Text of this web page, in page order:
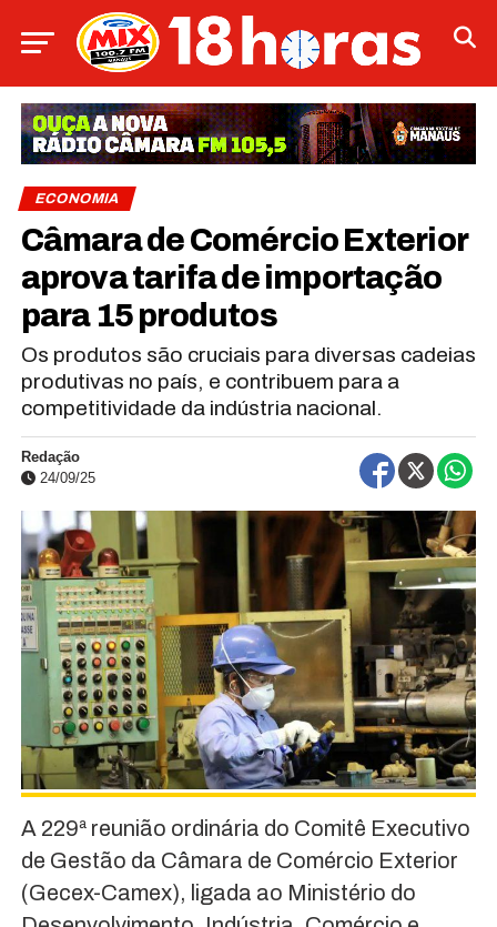
ECONOMIA
Câmara de Comércio Exterior
aprova tarifa de importação
para 15 produtos
Os produtos são cruciais para diversas cadeias
produtivas no país, e contribuem para a
competitividade da indústria nacional.
Redação
24/09/25
A 229ª reunião ordinária do Comitê Executivo
de Gestão da Câmara de Comércio Exterior
(Gecex-Camex), ligada ao Ministério do